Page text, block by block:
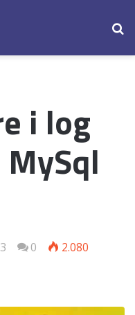
i log
0
2.080